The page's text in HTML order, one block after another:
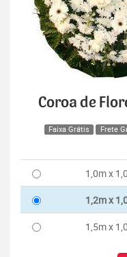
Coroa de
Faixa Grátis Frete
1,0m x
1,2m x
1,5m x